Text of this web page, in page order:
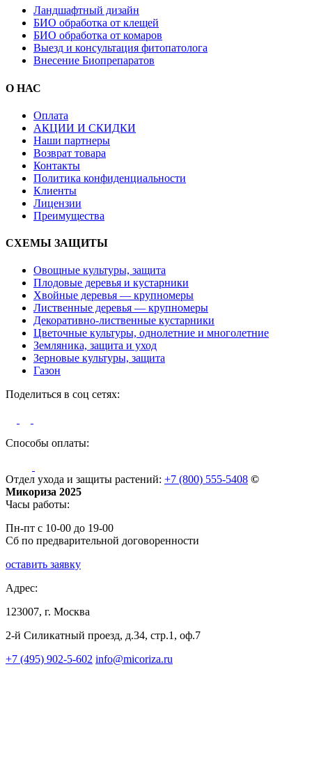
Ландшафтный дизайн
БИО обработка от клещей
БИО обработка от комаров
Выезд и консультация фитопатолога
Внесение Биопрепаратов
О НАС
Оплата
АКЦИИ И СКИДКИ
Наши партнеры
Возврат товара
Контакты
Политика конфиденциальности
Клиенты
Лицензии
Преимущества
СХЕМЫ ЗАЩИТЫ
Овощные культуры, защита
Плодовые деревья и кустарники
Хвойные деревья — крупномеры
Лиственные деревья — крупномеры
Декоративно-лиственные кустарники
Цветочные культуры, однолетние и многолетние
Земляника, защита и уход
Зерновые культуры, защита
Газон
Поделиться в соц сетях:
Способы оплаты:
Отдел ухода и защиты растений: +7 (800) 555-5408 ©
Микориза 2025
Часы работы:
Пн-пт с 10-00 до 19-00
Сб по предварительной договоренности
оставить заявку
Адрес:
123007, г. Москва
2-й Силикатный проезд, д.34, стр.1, оф.7
+7 (495) 902-5-602 info@micoriza.ru